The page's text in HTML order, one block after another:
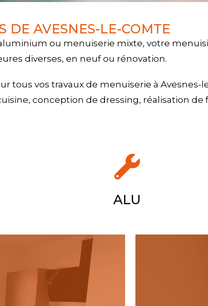
DE AVESNES-LE-COMTE
ou menuiserie mixte, votre
diverses, en neuf ou rénovation.
tous vos travaux de menuiserie à
conception de dressing, réalisation
ALU